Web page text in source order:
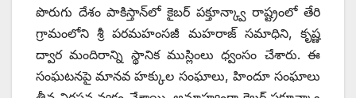
పొరుగు దేశం పాకిస్తాన్‌లో కైబర్‌ ‌పక్తూన్క్వా రాష్ట్రంలో తేరి
గ్రామంలోని శ్రీ పరమహంసజీ మహరాజ్‌ ‌సమాధిని, కృష్ణ
ద్వార మందిరాన్ని స్థానిక ముస్లింలు ధ్వంసం చేశారు. ఈ
సంఘటనపై మానవ హక్కుల సంఘాలు, హిందూ సంఘాలు